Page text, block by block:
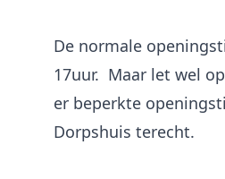
De normale
17uur. Maar let wel
er beperkte
Dorpshuis terecht.